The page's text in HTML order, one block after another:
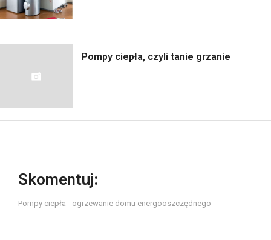
Pompy ciepła, czyli tanie grzanie
Skomentuj:
Pompy ciepła - ogrzewanie domu energooszczędnego